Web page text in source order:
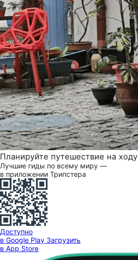
Планируйте путешествие на ходу
Лучшие гиды по всему миру —
в приложении Трипстера
Доступно
в Google Play Загрузить
в App Store